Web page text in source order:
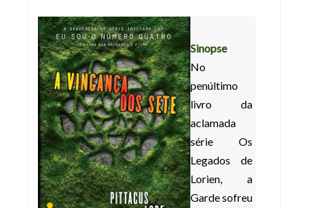
Sinopse
No
penúltimo
livro da
aclamada
série Os
Legados de
Lorien, a
Garde sofreu